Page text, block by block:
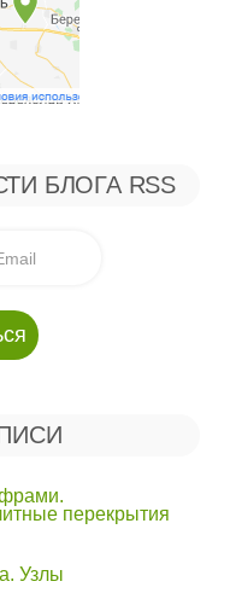
БЛОГА RSS
перекрытия
Узлы